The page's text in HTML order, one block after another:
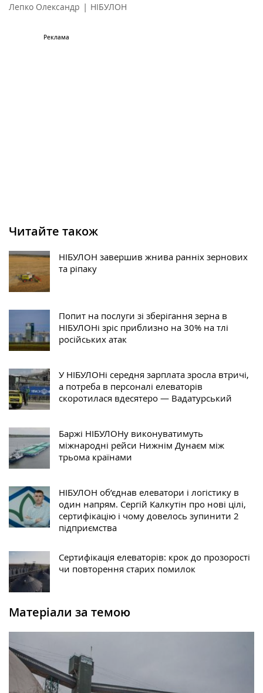
Лепко Олександр | НІБУЛОН
Читайте також
НІБУЛОН завершив жнива ранніх зернових
та ріпаку
Попит на послуги зі зберігання зерна в
НІБУЛОНі зріс приблизно на 30% на тлі
російських атак
У НІБУЛОНі середня зарплата зросла втричі,
а потреба в персоналі елеваторів
скоротилася вдесятеро — Вадатурський
Баржі НІБУЛОНу виконуватимуть
міжнародні рейси Нижнім Дунаєм між
трьома країнами
НІБУЛОН об’єднав елеватори і логістику в
один напрям. Сергій Калкутін про нові цілі,
сертифікацію і чому довелось зупинити 2
підприємства
Сертифікація елеваторів: крок до прозорості
чи повторення старих помилок
Матеріали за темою